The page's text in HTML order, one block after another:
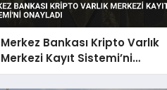
Merkez Bankası Kripto Varlık
Merkezi Kayıt Sistemi’ni
Onayladı